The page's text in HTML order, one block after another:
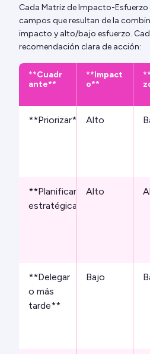
Cada Matriz de Impacto-
campos que resultan de la
impacto y alto/bajo esfuerzo.
recomendación clara de acción:
**Cuadr
ante**
**Impact
o**
**Priorizar** Alto
**Planificar
estratégicamente**
Alto
**Delegar
o más
tarde**
Bajo